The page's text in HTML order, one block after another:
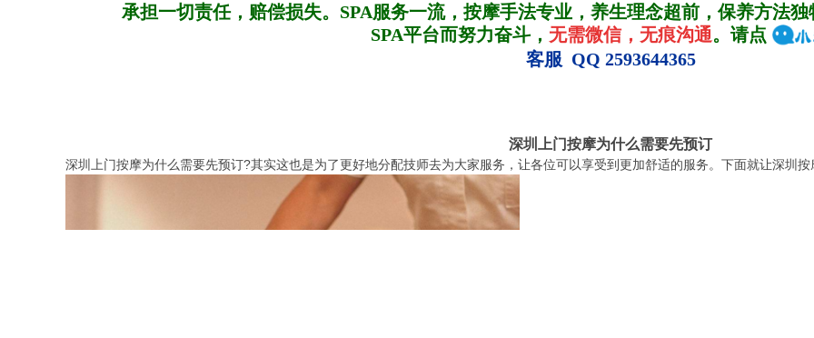
承担一切责任，赔偿损失。SPA服务一流，按摩手法专业，养生理念超前，保养方法
SPA平台而努力奋斗， 无需微信，无痕沟通。请点
客服 QQ 2593644365
深圳上门按摩为什么需要先预订
深圳上门按摩为什么需要先预订?其实这也是为了更好地分配技师去为大家服务，让各位可以享受到更加舒适的服务。下面就让深圳按